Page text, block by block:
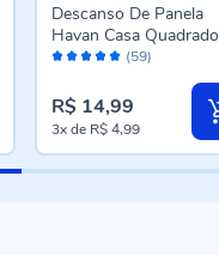
Avaliação: (59)
Descanso De Panela
Havan Casa Quadrado
19,5Cm - Bambu
R$ 14,99
3xde R$ 4,99